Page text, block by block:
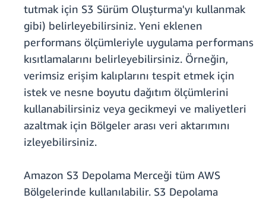
tutmak için S3 Sürüm Oluşturma'yı kullanmak
gibi) belirleyebilirsiniz. Yeni eklenen
performans ölçümleriyle uygulama performans
kısıtlamalarını belirleyebilirsiniz. Örneğin,
verimsiz erişim kalıplarını tespit etmek için
istek ve nesne boyutu dağıtım ölçümlerini
kullanabilirsiniz veya gecikmeyi ve maliyetleri
azaltmak için Bölgeler arası veri aktarımını
izleyebilirsiniz.
Amazon S3 Depolama Merceği tüm AWS
Bölgelerinde kullanılabilir. S3 Depolama